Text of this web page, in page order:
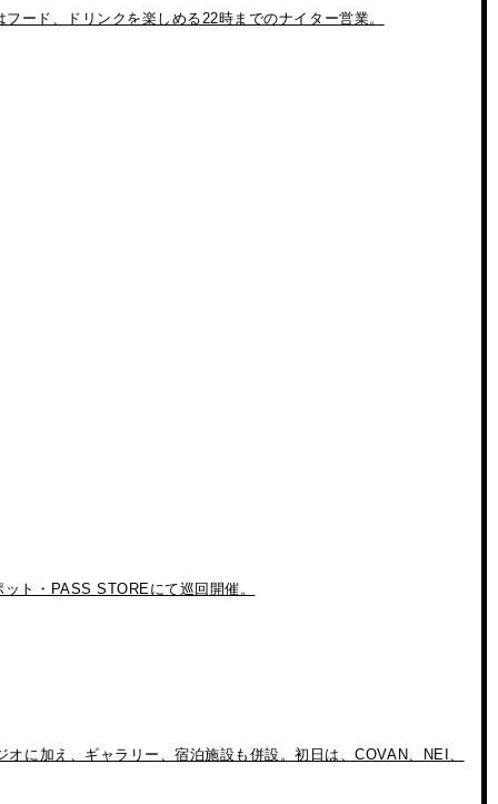
ード、ドリンクを楽しめる22時までのナイター営業。
ト・PASS STOREにて巡回開催。
に加え、ギャラリー、宿泊施設も併設。初日は、COVAN、NEI、